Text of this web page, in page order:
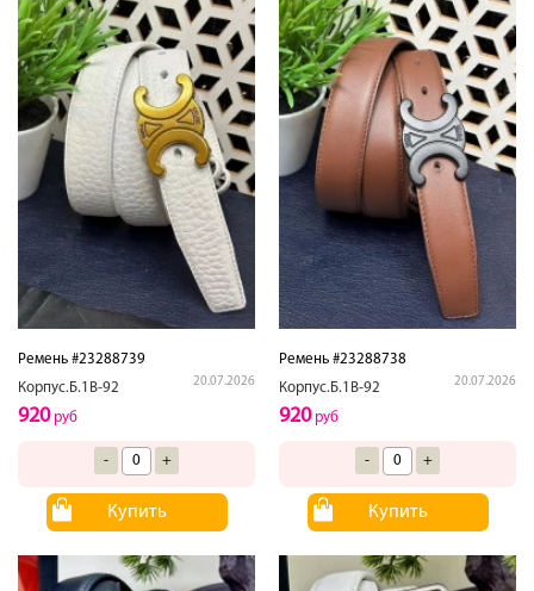
Ремень #23288739
Корпус.Б.1В-92
20.07.2026
920руб
- +
Купить
Ремень #23288738
Корпус.Б.1В-92
20.07.2026
920руб
- +
Купить